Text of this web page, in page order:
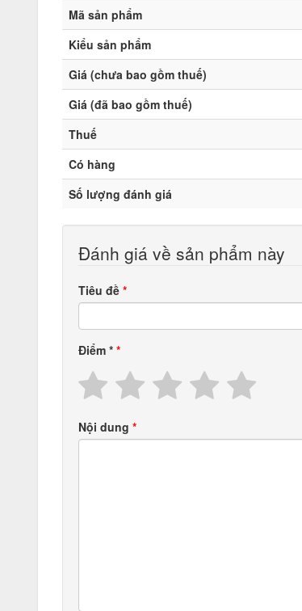
Mã sản phẩm
Kiểu sản phẩm
Giá (chưa bao gồm thuế)
Giá (đã bao gồm thuế)
Thuế
Có hàng
Số lượng đánh giá
Đánh giá về sản phẩm này
Tiêu đề
Điểm *
Nội dung